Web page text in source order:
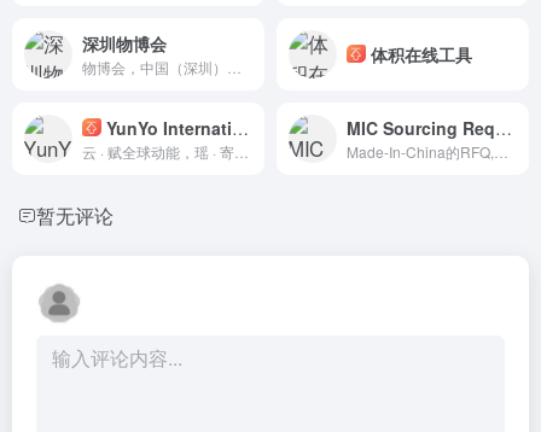
深圳物博会 体积在线工具
YunYo International MIC Sourcing Request
暂无评论